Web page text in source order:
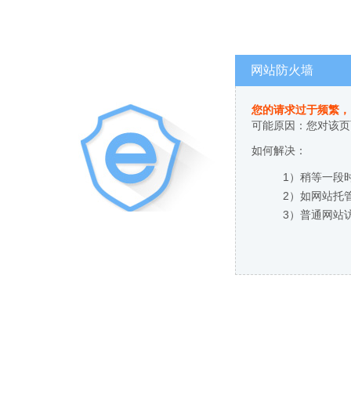
网站防火墙
您的请求过于频繁
可能原因：您对该
如何解决：
1）稍等一段
2）如网站托
3）普通网站